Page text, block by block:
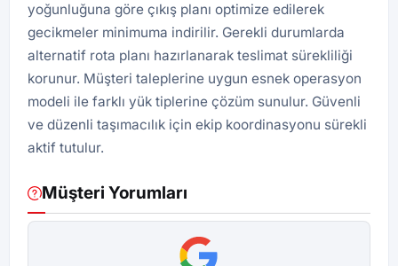
yoğunluğuna göre çıkış planı optimize edilerek
gecikmeler minimuma indirilir. Gerekli durumlarda
alternatif rota planı hazırlanarak teslimat sürekliliği
korunur. Müşteri taleplerine uygun esnek operasyon
modeli ile farklı yük tiplerine çözüm sunulur. Güvenli
ve düzenli taşımacılık için ekip koordinasyonu sürekli
aktif tutulur.
Müşteri Yorumları